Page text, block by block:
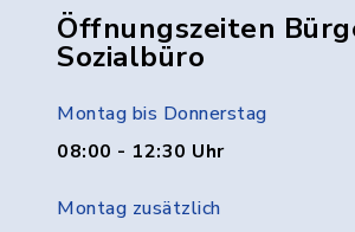
Öffnungszeiten
Sozialbüro
Montag bis Donnerstag
08:00 - 12:30 Uhr
Montag zusätzlich